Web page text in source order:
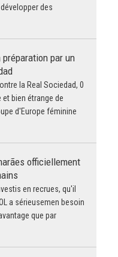
des
préparation par un
la Real Sociedad, 0
bien étrange de
d'Europe féminine
officiellement
en recrues, qu'il
a sérieusemen besoin
que par